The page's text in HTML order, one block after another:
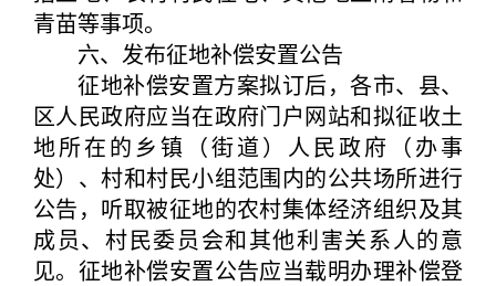
青苗等事项。
六、发布征地补偿安置公告
征地补偿安置方案拟订后，各市、县、
区人民政府应当在政府门户网站和拟征收土
地所在的乡镇（街道）人民政府（办事
处）、村和村民小组范围内的公共场所进行
公告，听取被征地的农村集体经济组织及其
成员、村民委员会和其他利害关系人的意
见。征地补偿安置公告应当载明办理补偿登